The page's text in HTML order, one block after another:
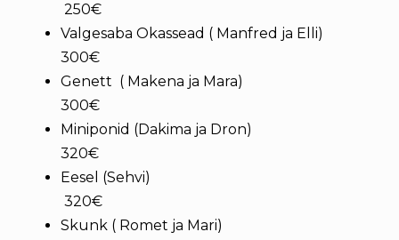
250€
Valgesaba Okassead ( Manfred ja Elli)
300€
Genett ( Makena ja Mara)
300€
Miniponid (Dakima ja Dron)
320€
Eesel (Sehvi)
320€
Skunk ( Romet ja Mari)